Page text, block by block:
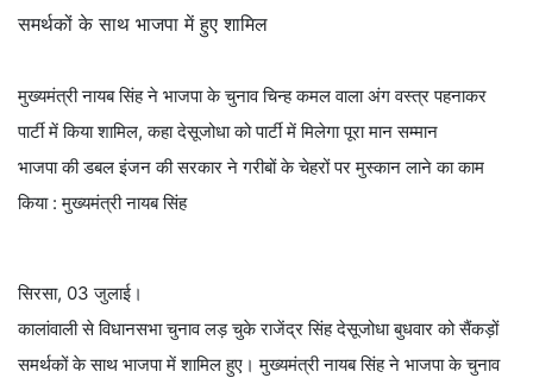
समर्थकों के साथ भाजपा में हुए शामिल
मुख्यमंत्री नायब सिंह ने भाजपा के चुनाव चिन्ह कमल वाला अंग वस्त्र पहनाकर
पार्टी में किया शामिल, कहा देसूजोधा को पार्टी में मिलेगा पूरा मान सम्मान
भाजपा की डबल इंजन की सरकार ने गरीबों के चेहरों पर मुस्कान लाने का काम
किया : मुख्यमंत्री नायब सिंह
सिरसा, 03 जुलाई।
कालांवाली से विधानसभा चुनाव लड़ चुके राजेंद्र सिंह देसूजोधा बुधवार को सैंकड़ों
समर्थकों के साथ भाजपा में शामिल हुए। मुख्यमंत्री नायब सिंह ने भाजपा के चुनाव